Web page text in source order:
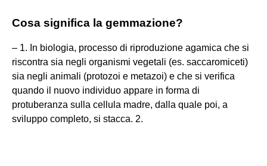
Cosa significa la gemmazione?
– 1. In biologia, processo di riproduzione agamica che si
riscontra sia negli organismi vegetali (es. saccaromiceti)
sia negli animali (protozoi e metazoi) e che si verifica
quando il nuovo individuo appare in forma di
protuberanza sulla cellula madre, dalla quale poi, a
sviluppo completo, si stacca. 2.